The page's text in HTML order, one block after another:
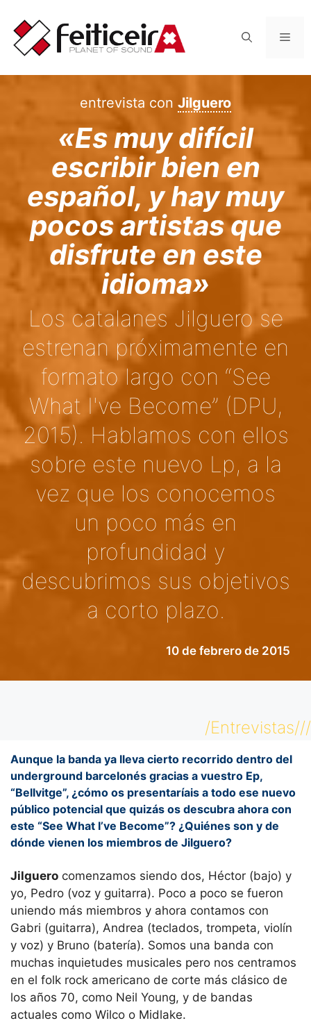
contenido
entrevista con Jilguero
«Es muy difícil
escribir bien en
español, y hay muy
pocos artistas que
disfrute en este
idioma»
Los catalanes Jilguero se
estrenan próximamente en
formato largo con “See
What I've Become” (DPU,
2015). Hablamos con ellos
sobre este nuevo Lp, a la
vez que los conocemos
un poco más en
profundidad y
descubrimos sus objetivos
a corto plazo.
10 de febrero de 2015
/Entrevistas///
Aunque la banda ya lleva cierto recorrido dentro del
underground barcelonés gracias a vuestro Ep,
“Bellvitge”, ¿cómo os presentaríais a todo ese nuevo
público potencial que quizás os descubra ahora con
este “See What I’ve Become”? ¿Quiénes son y de
dónde vienen los miembros de Jilguero?
Jilguero comenzamos siendo dos, Héctor (bajo) y
yo, Pedro (voz y guitarra). Poco a poco se fueron
uniendo más miembros y ahora contamos con
Gabri (guitarra), Andrea (teclados, trompeta, violín
y voz) y Bruno (batería). Somos una banda con
muchas inquietudes musicales pero nos centramos
en el folk rock americano de corte más clásico de
los años 70, como Neil Young, y de bandas
actuales como Wilco o Midlake.